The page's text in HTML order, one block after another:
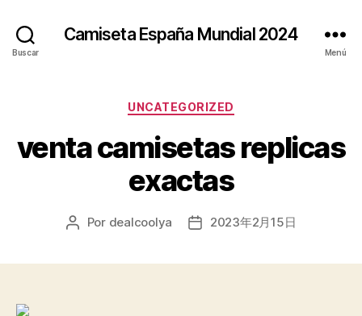
Buscar
Camiseta España Mundial 2024
Menú
Categorías
UNCATEGORIZED
venta camisetas replicas
exactas
Autor
Por dealcoolya
Fecha2023年2月15日